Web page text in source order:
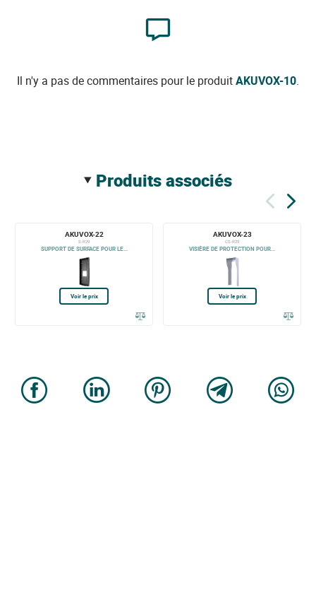
Il n'y a pas de commentaires pour le produitAKUVOX-10.
produits associés
AKUVOX-22
S-R29
SUPPORT DE SURFACE POUR LE...
Voir le prix
AKUVOX-23
CS-R29
VISIÈRE DE PROTECTION POUR...
Voir le prix